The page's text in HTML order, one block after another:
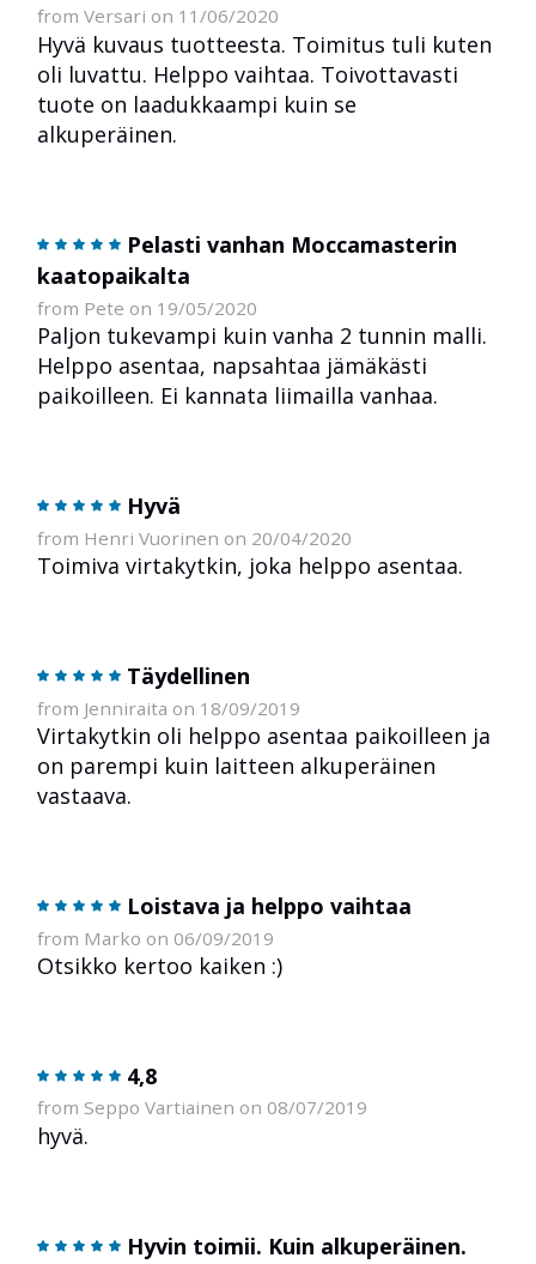
from Versari on 11/06/2020
Hyvä kuvaus tuotteesta. Toimitus tuli kuten
oli luvattu. Helppo vaihtaa. Toivottavasti
tuote on laadukkaampi kuin se
alkuperäinen.
Pelasti vanhan Moccamasterin
kaatopaikalta
from Pete on 19/05/2020
Paljon tukevampi kuin vanha 2 tunnin malli.
Helppo asentaa, napsahtaa jämäkästi
paikoilleen. Ei kannata liimailla vanhaa.
Hyvä
from Henri Vuorinen on 20/04/2020
Toimiva virtakytkin, joka helppo asentaa.
Täydellinen
from Jenniraita on 18/09/2019
Virtakytkin oli helppo asentaa paikoilleen ja
on parempi kuin laitteen alkuperäinen
vastaava.
Loistava ja helppo vaihtaa
from Marko on 06/09/2019
Otsikko kertoo kaiken :)
4,8
from Seppo Vartiainen on 08/07/2019
hyvä.
Hyvin toimii. Kuin alkuperäinen.